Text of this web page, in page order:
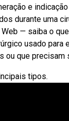
e
durante uma
Web — saiba o
usado para
ou que precisam
tipos.